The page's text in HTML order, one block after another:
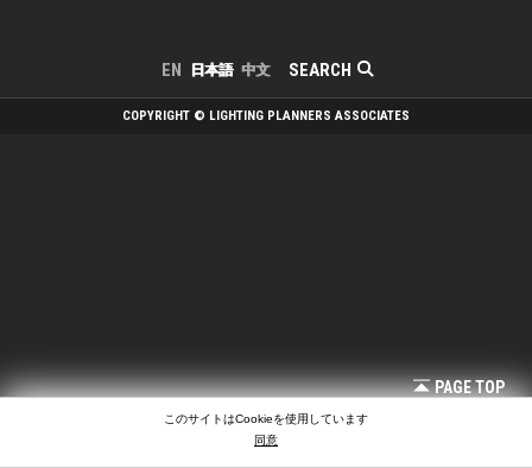
SEARCH
EN 日本語 中文
PAGE TOP
COPYRIGHT © LIGHTING PLANNERS ASSOCIATES
このサイトはCookieを使用しています
同意